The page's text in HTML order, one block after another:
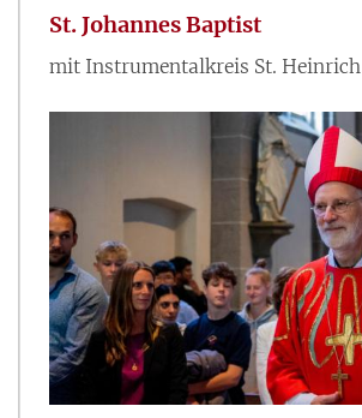
St. Johannes Baptist
mit Instrumentalkreis St. Heinrich